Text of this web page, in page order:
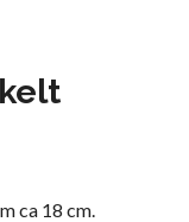
ca 18 cm.